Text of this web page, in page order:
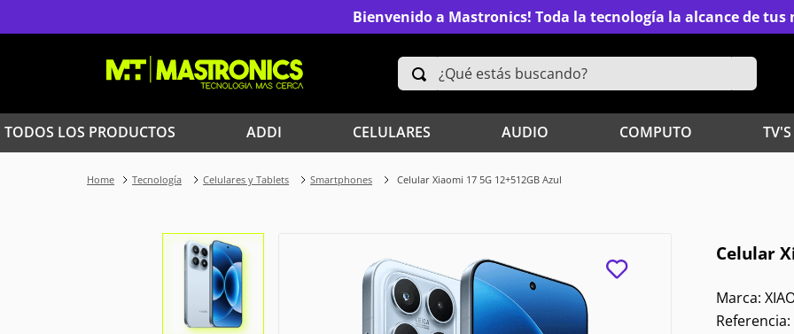
Bienvenido a Mastronics! Toda la tecnología la alcance de tus
¿Qué estás buscando?
TODOS LOS PRODUCTOS ADDI CELULARES AUDIO COMPUTO TV'S
Tecnología Celulares y Tablets Smartphones Celular Xiaomi 17 5G 12+512GB Azul
Celular
Referencia:
TÉRMINOS MÁS BUSCADOS
Iphone
S25 Ultra
8.
Iphone 15 Pro Max